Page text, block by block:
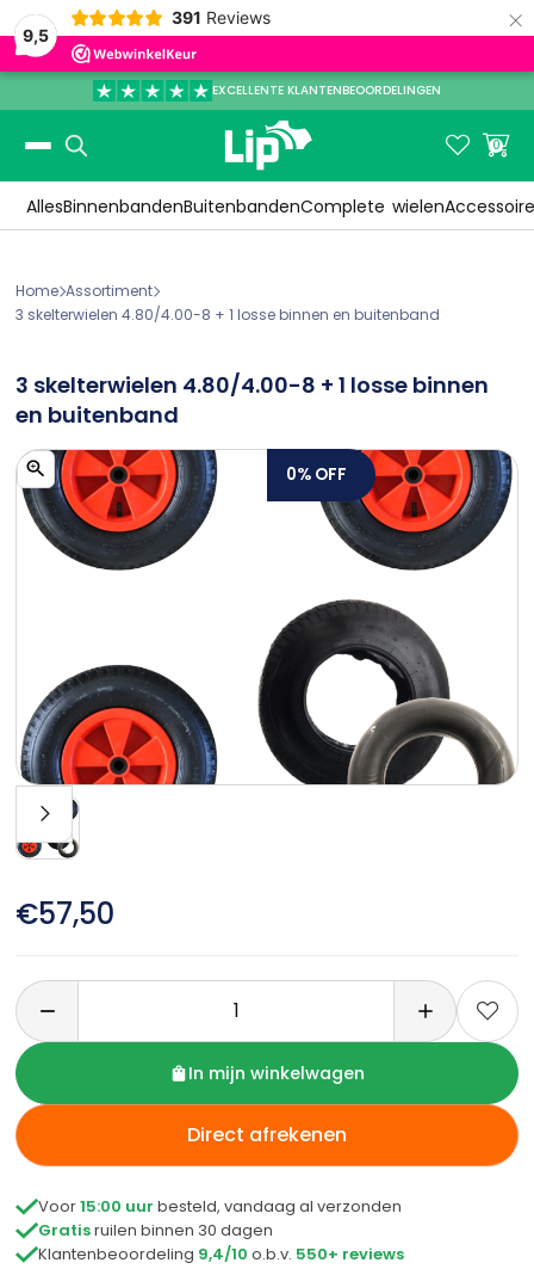
9,5
391 Reviews ×
EXCELLENTE KLANTENBEOORDELINGEN
Slide 3 of 3.
 
0
AllesBinnenbandenBuitenbandenComplete wielen
HomeAssortiment
3 skelterwielen 4.80/4.00-8 + 1 losse binnen en buitenband
3 skelterwielen 4.80/4.00-8 + 1 losse binnen
en buitenband
0% OFF
€57,50

In mijn winkelwagen
Direct afrekenen
Voor15:00 uur besteld, vandaag al verzonden
Gratisruilen binnen 30 dagen
Klantenbeoordeling 9,4/10 o.b.v. 550+ reviews